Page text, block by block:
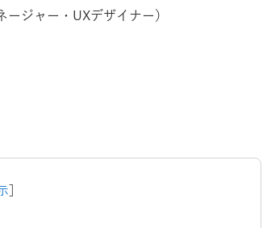
ジャー・UXデザイナー）